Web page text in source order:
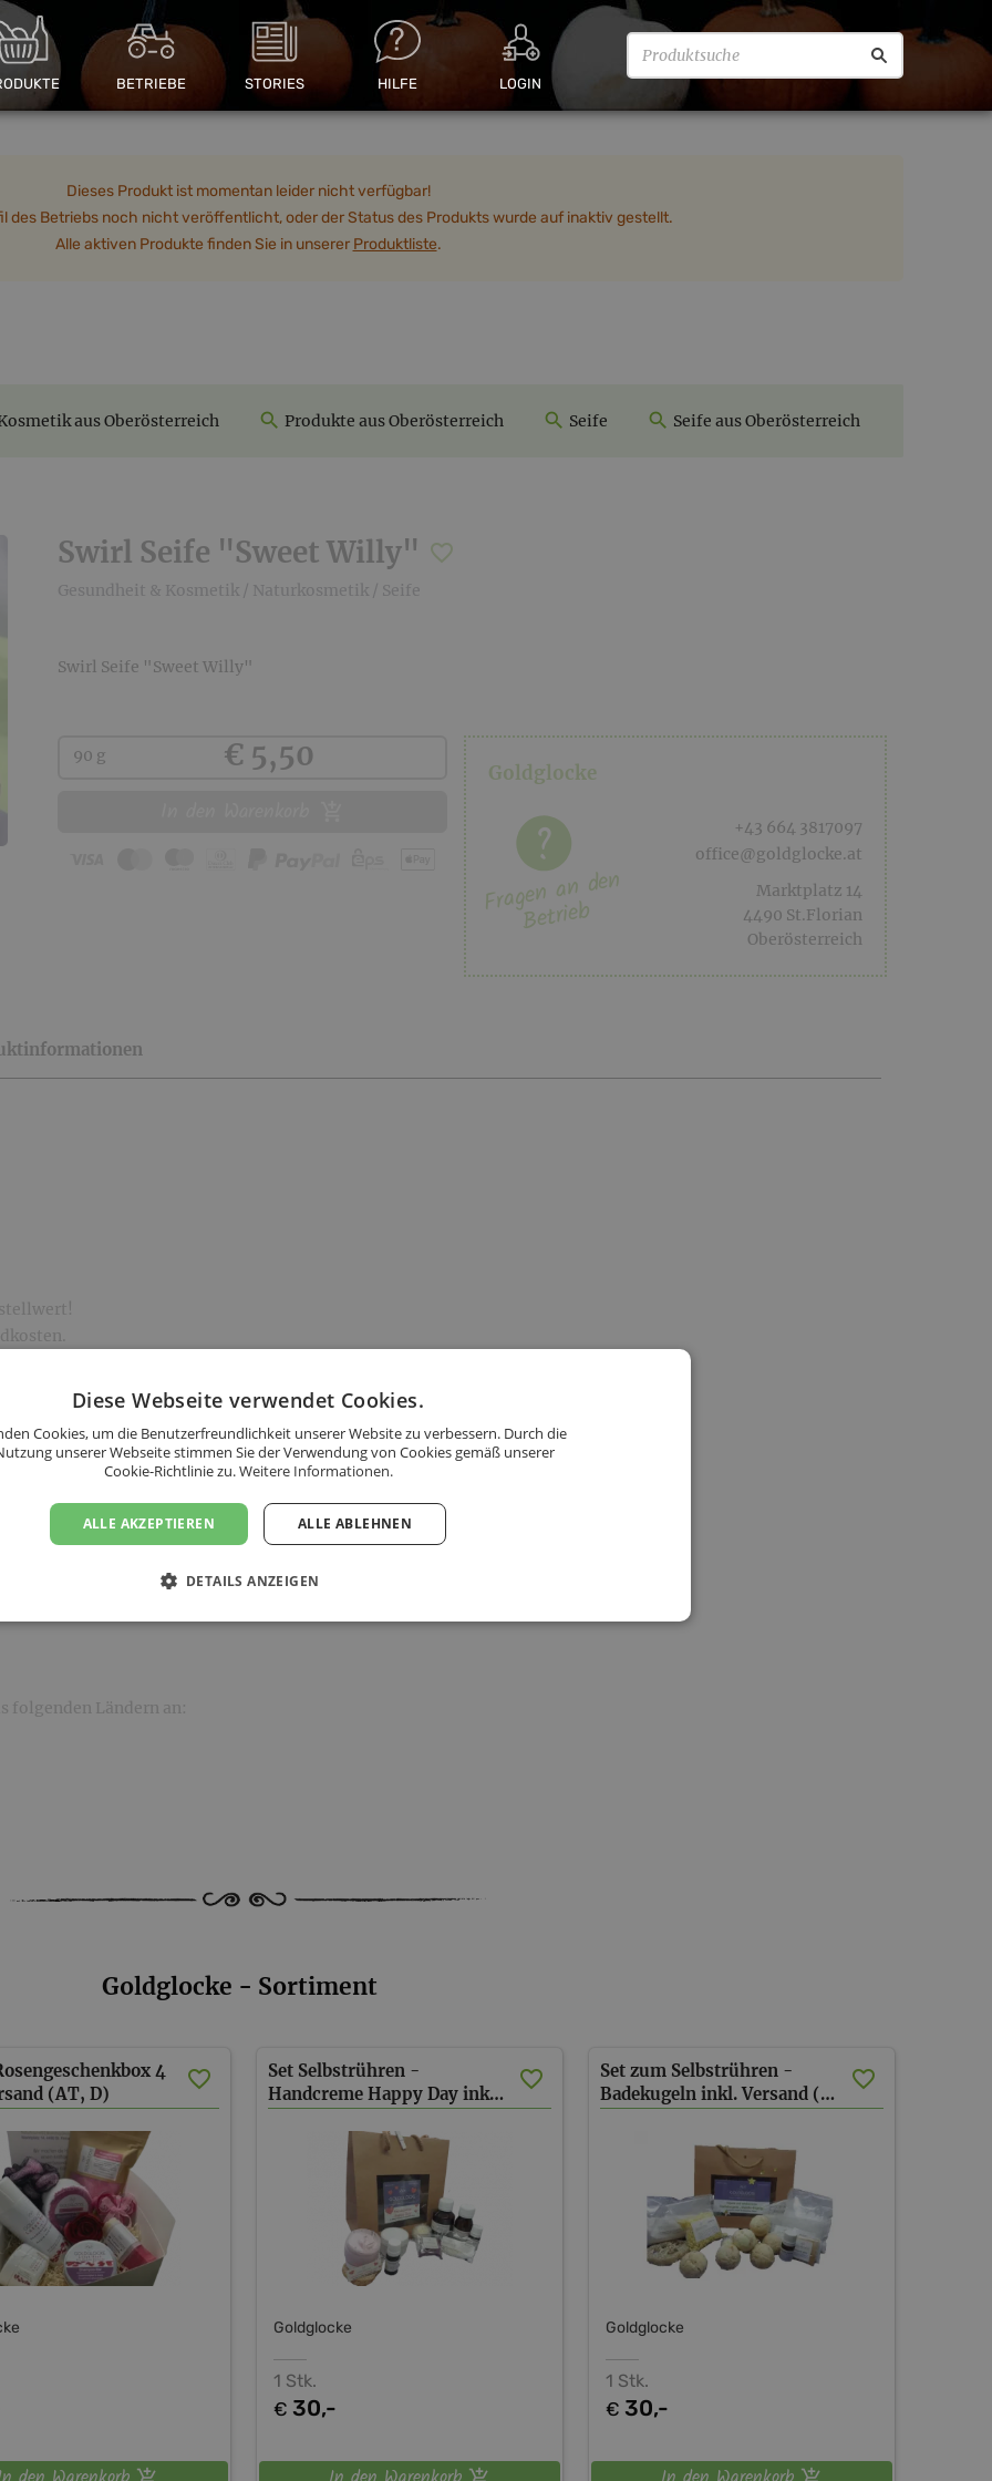
BETRIEBE STORIES HILFE LOGIN
Dieses Produkt ist momentan leider nicht verfügbar!
des Betriebs noch nicht veröffentlicht, oder der Status des Produkts wurde auf inaktiv gestellt.
Alle aktiven Produkte finden Sie in unserer Produktliste.
aus Oberösterreich Produkte aus Oberösterreich Seife Seife aus Oberösterreich
Swirl Seife "Sweet Willy"
Gesundheit & Kosmetik / Naturkosmetik / Seife
Swirl Seife "Sweet Willy"
Kaufen
90 g € 5,50 Goldglocke
+43 664 3817097
office@goldglocke.at
Marktplatz 14
4490 St.Florian
Oberösterreich
Fragen an den
Betrieb
von 35,00 €. Unsere
folgenden Ländern an:
Goldglocke - Sortiment
4
(AT, D)
Set Selbstrühren -
Handcreme Happy Day inkl. Versand (AT)
Goldglocke
1 Stk.
€ 30,-
Set zum Selbstrühren -
Badekugeln inkl. Versand (AT)
Goldglocke
1 Stk.
€ 30,-
Diese Webseite verwendet Cookies.
Cookies, um die Benutzerfreundlichkeit unserer Website zu verbessern. Durch die
unserer Webseite stimmen Sie der Verwendung von Cookies gemäß unserer
Cookie-Richtlinie zu.Weitere Informationen.
ALLE AKZEPTIEREN ALLE ABLEHNEN
DETAILS ANZEIGEN